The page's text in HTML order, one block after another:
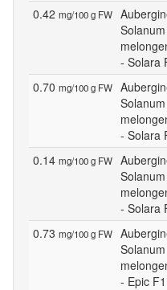
0.42 mg/100 g FW
Solanum
- Solara
0.70 mg/100 g FW
Solanum
- Solara
0.14 mg/100 g FW
Solanum
- Solara
0.73 mg/100 g FW
Solanum
- Epic F1